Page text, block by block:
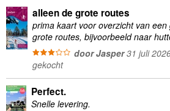
alleen de grote routes
prima kaart voor overzicht van
grote routes, bijvoorbeeld naar
wandelingen te plannen minder
door Jasper31 juli
gekocht
Perfect.
Snelle levering.